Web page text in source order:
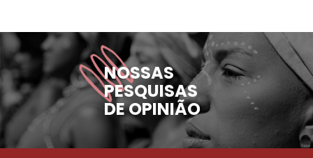
NOSSAS
PESQUISAS
DE OPINIÃO